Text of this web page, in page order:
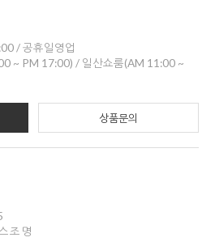
/ 공휴일영업
~ PM 17:00) / 일산쇼룸(AM 11:00 ~
상품문의
조명